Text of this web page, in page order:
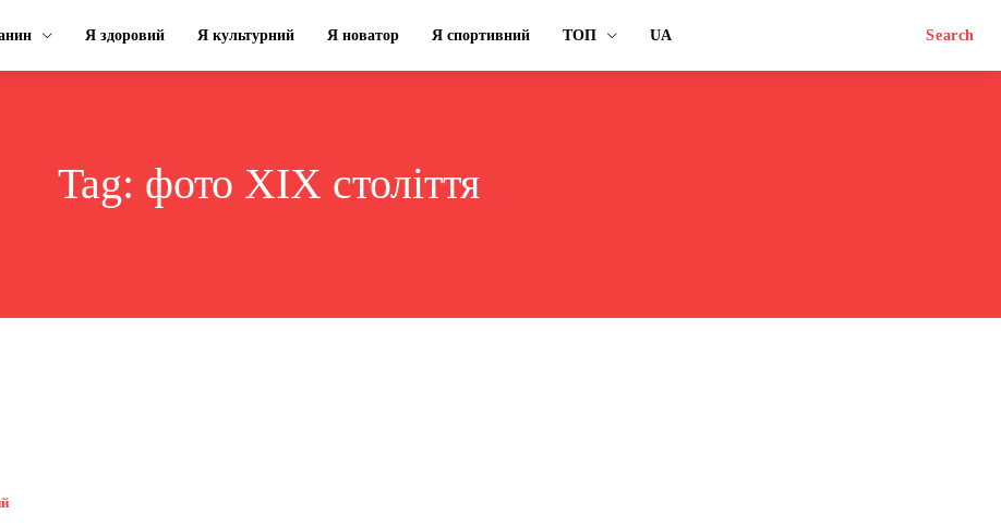
Я здоровий Я культурний Я новатор Я спортивний ТОП UA Search
Tag: фото XIX століття